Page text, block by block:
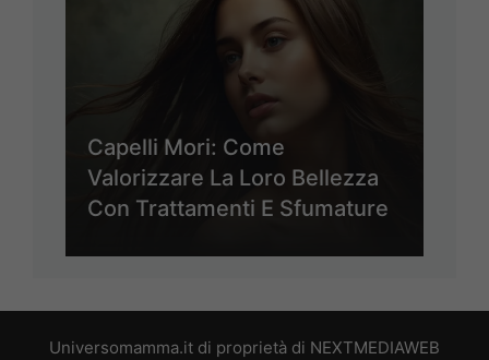
Capelli Mori: Come
Valorizzare La Loro Bellezza
Con Trattamenti E Sfumature
Universomamma.it di proprietà di NEXTMEDIAWEB